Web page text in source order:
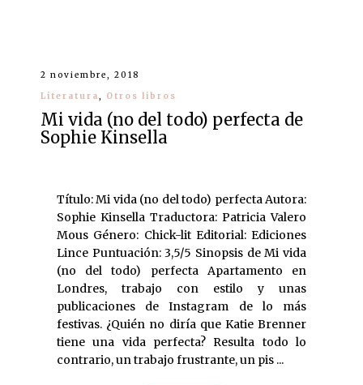
2 noviembre, 2018
Literatura, Otros libros
Mi vida (no del todo) perfecta de
Sophie Kinsella
Título: Mi vida (no del todo) perfecta Autora:
Sophie Kinsella Traductora: Patricia Valero
Mous Género: Chick-lit Editorial: Ediciones
Lince Puntuación: 3,5/5 Sinopsis de Mi vida
(no del todo) perfecta Apartamento en
Londres, trabajo con estilo y unas
publicaciones de Instagram de lo más
festivas. ¿Quién no diría que Katie Brenner
tiene una vida perfecta? Resulta todo lo
contrario, un trabajo frustrante, un pis ...